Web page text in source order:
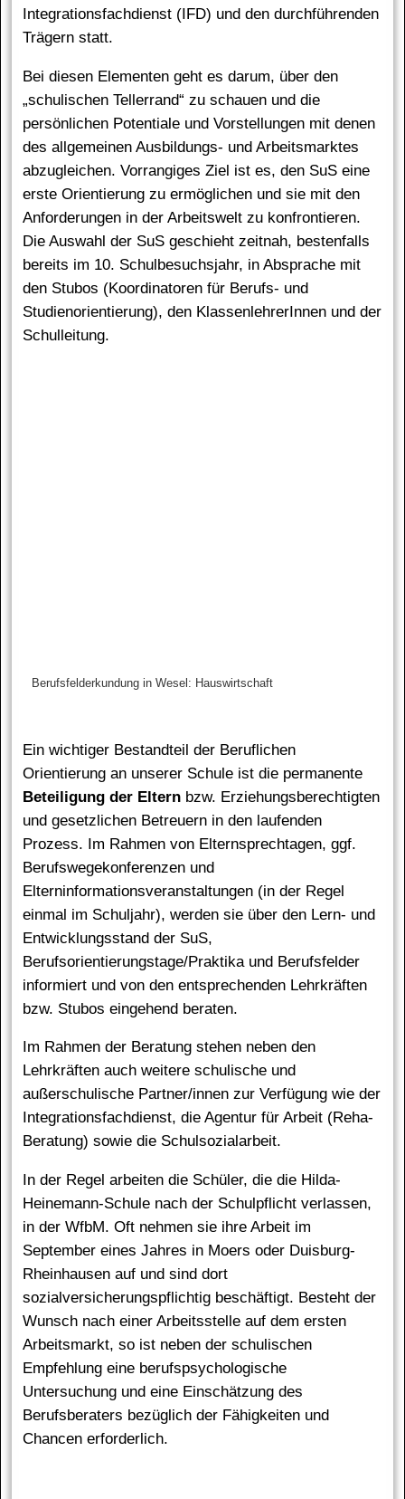
Integrationsfachdienst (IFD) und den durchführenden
Trägern statt.
Bei diesen Elementen geht es darum, über den
„schulischen Tellerrand“ zu schauen und die
persönlichen Potentiale und Vorstellungen mit denen
des allgemeinen Ausbildungs- und Arbeitsmarktes
abzugleichen. Vorrangiges Ziel ist es, den SuS eine
erste Orientierung zu ermöglichen und sie mit den
Anforderungen in der Arbeitswelt zu konfrontieren.
Die Auswahl der SuS geschieht zeitnah, bestenfalls
bereits im 10. Schulbesuchsjahr, in Absprache mit
den Stubos (Koordinatoren für Berufs- und
Studienorientierung), den KlassenlehrerInnen und der
Schulleitung.
Berufsfelderkundung in Wesel: Hauswirtschaft
Ein wichtiger Bestandteil der Beruflichen
Orientierung an unserer Schule ist die permanente
Beteiligung der Eltern bzw. Erziehungsberechtigten
und gesetzlichen Betreuern in den laufenden
Prozess. Im Rahmen von Elternsprechtagen, ggf.
Berufswegekonferenzen und
Elterninformationsveranstaltungen (in der Regel
einmal im Schuljahr), werden sie über den Lern- und
Entwicklungsstand der SuS,
Berufsorientierungstage/Praktika und Berufsfelder
informiert und von den entsprechenden Lehrkräften
bzw. Stubos eingehend beraten.
Im Rahmen der Beratung stehen neben den
Lehrkräften auch weitere schulische und
außerschulische Partner/innen zur Verfügung wie der
Integrationsfachdienst, die Agentur für Arbeit (Reha-
Beratung) sowie die Schulsozialarbeit.
In der Regel arbeiten die Schüler, die die Hilda-
Heinemann-Schule nach der Schulpflicht verlassen,
in der WfbM. Oft nehmen sie ihre Arbeit im
September eines Jahres in Moers oder Duisburg-
Rheinhausen auf und sind dort
sozialversicherungspflichtig beschäftigt. Besteht der
Wunsch nach einer Arbeitsstelle auf dem ersten
Arbeitsmarkt, so ist neben der schulischen
Empfehlung eine berufspsychologische
Untersuchung und eine Einschätzung des
Berufsberaters bezüglich der Fähigkeiten und
Chancen erforderlich.